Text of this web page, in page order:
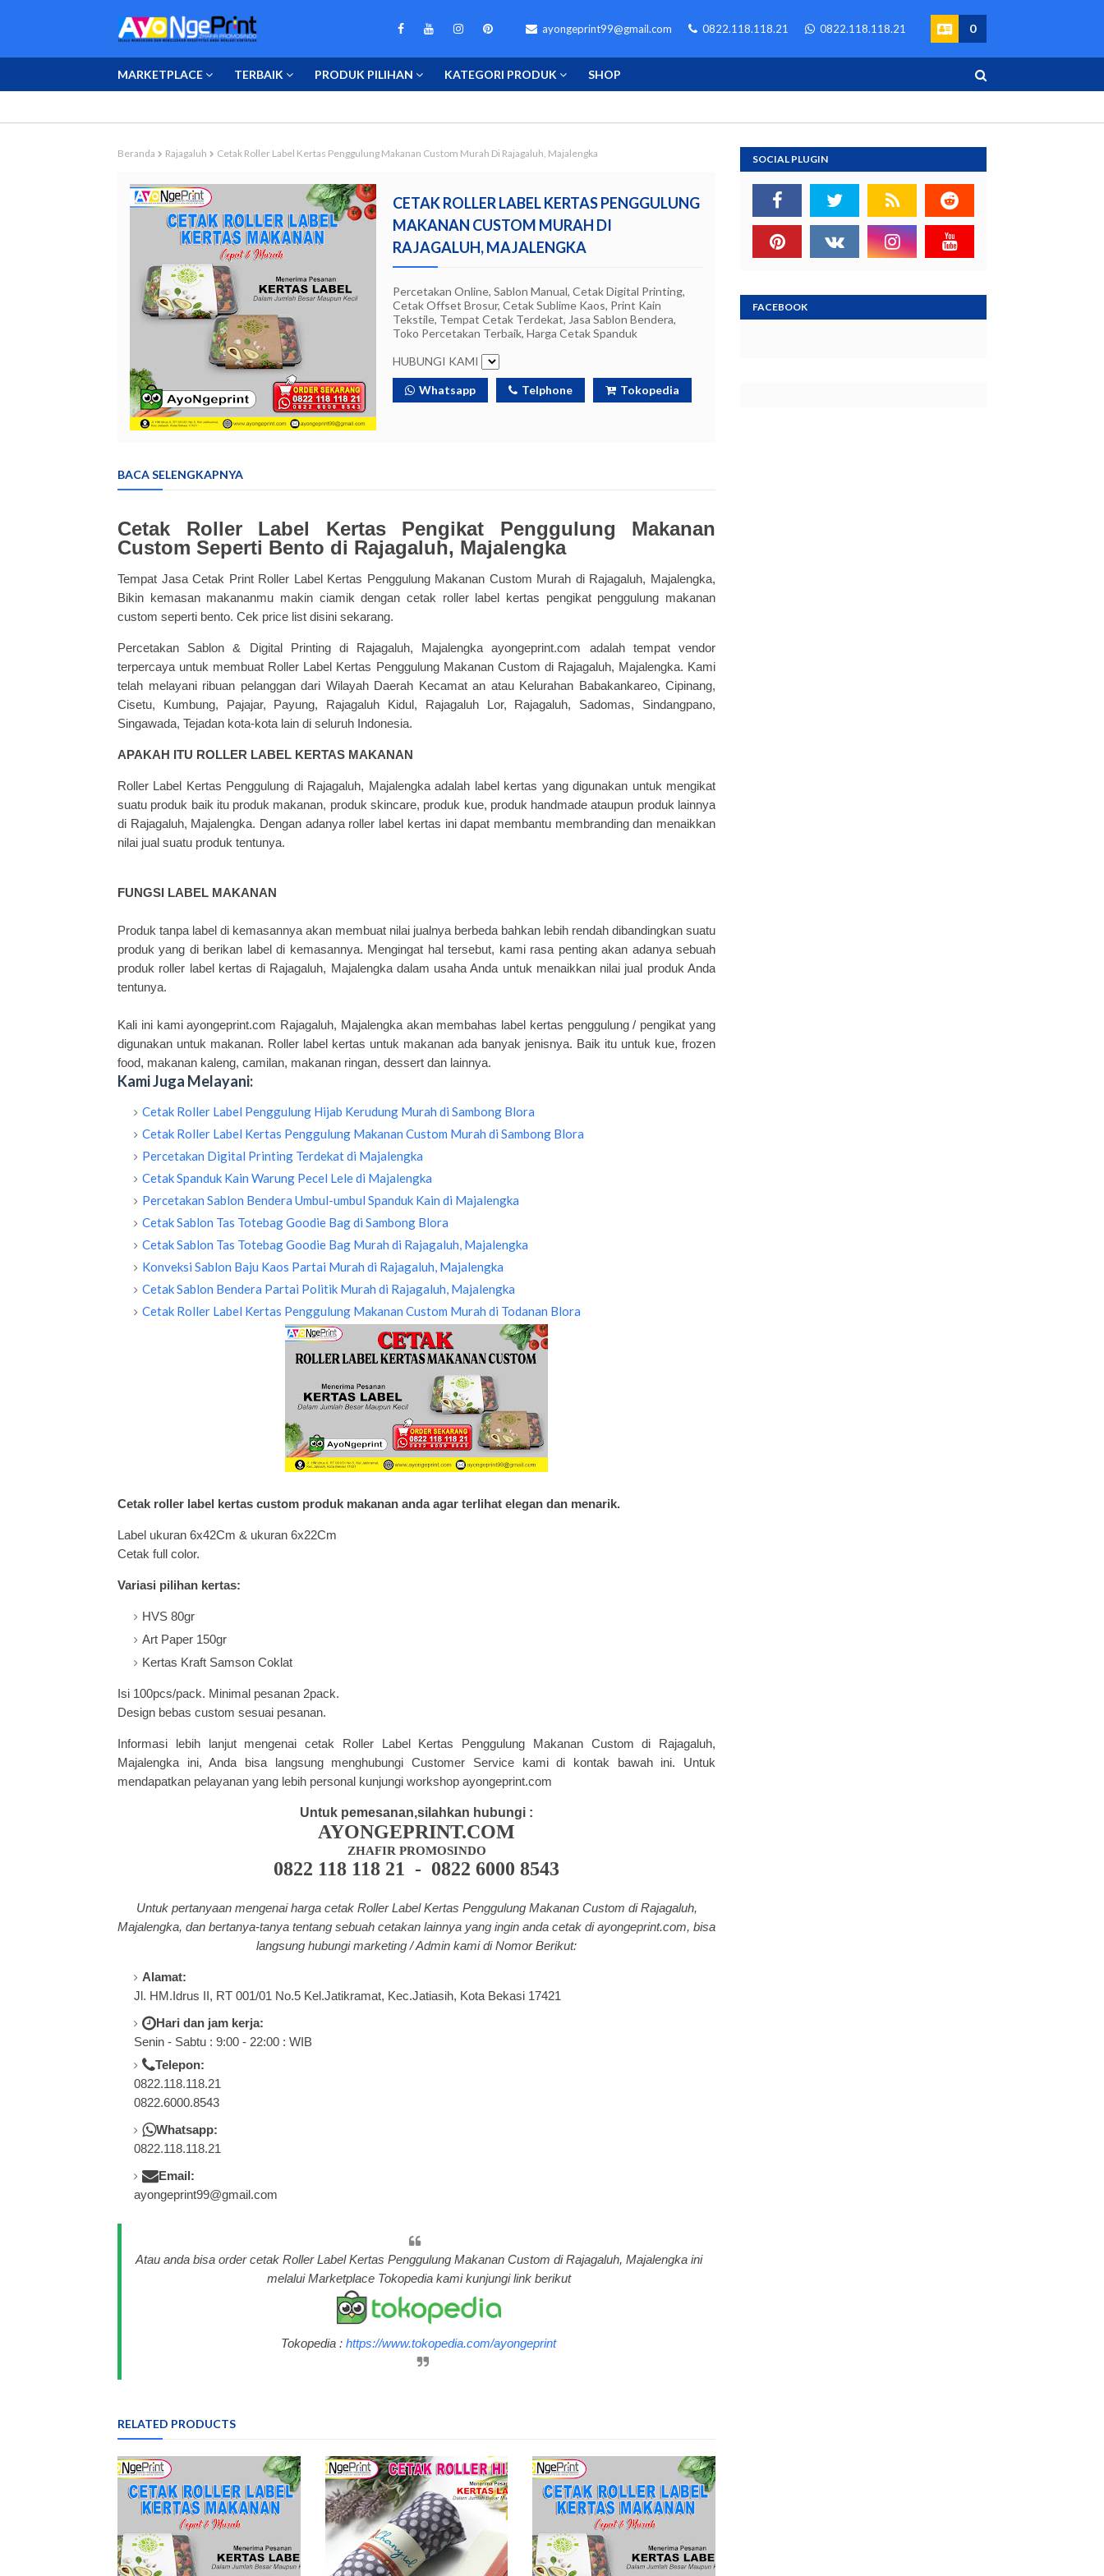
ayongeprint99@gmail.com 0822.118.118.21 0822.118.118.21 0
MARKETPLACE TERBAIK PRODUK PILIHAN KATEGORI PRODUK SHOP
Beranda Rajagaluh Cetak Roller Label Kertas Penggulung Makanan Custom Murah Di Rajagaluh, Majalengka
CETAK ROLLER LABEL KERTAS PENGGULUNG
MAKANAN CUSTOM MURAH DI
RAJAGALUH, MAJALENGKA
Percetakan Online, Sablon Manual, Cetak Digital Printing,
Cetak Offset Brosur, Cetak Sublime Kaos, Print Kain
Tekstile, Tempat Cetak Terdekat, Jasa Sablon Bendera,
Toko Percetakan Terbaik, Harga Cetak Spanduk
HUBUNGI KAMI
Whatsapp Telphone Tokopedia
BACA SELENGKAPNYA
Cetak Roller Label Kertas Pengikat Penggulung Makanan
Custom Seperti Bento di Rajagaluh, Majalengka
Tempat Jasa Cetak Print Roller Label Kertas Penggulung Makanan Custom Murah di Rajagaluh, Majalengka,
Bikin kemasan makananmu makin ciamik dengan cetak roller label kertas pengikat penggulung makanan
custom seperti bento. Cek price list disini sekarang.
Percetakan Sablon & Digital Printing di Rajagaluh, Majalengka ayongeprint.com adalah tempat vendor
terpercaya untuk membuat Roller Label Kertas Penggulung Makanan Custom di Rajagaluh, Majalengka. Kami
telah melayani ribuan pelanggan dari Wilayah Daerah Kecamat an atau Kelurahan Babakankareo, Cipinang,
Cisetu, Kumbung, Pajajar, Payung, Rajagaluh Kidul, Rajagaluh Lor, Rajagaluh, Sadomas, Sindangpano,
Singawada, Tejadan kota-kota lain di seluruh Indonesia.
APAKAH ITU ROLLER LABEL KERTAS MAKANAN
Roller Label Kertas Penggulung di Rajagaluh, Majalengka adalah label kertas yang digunakan untuk mengikat
suatu produk baik itu produk makanan, produk skincare, produk kue, produk handmade ataupun produk lainnya
di Rajagaluh, Majalengka. Dengan adanya roller label kertas ini dapat membantu membranding dan menaikkan
nilai jual suatu produk tentunya.
FUNGSI LABEL MAKANAN
Produk tanpa label di kemasannya akan membuat nilai jualnya berbeda bahkan lebih rendah dibandingkan suatu
produk yang di berikan label di kemasannya. Mengingat hal tersebut, kami rasa penting akan adanya sebuah
produk roller label kertas di Rajagaluh, Majalengka dalam usaha Anda untuk menaikkan nilai jual produk Anda
tentunya.
Kali ini kamiayongeprint.com Rajagaluh, Majalengka akan membahas label kertas penggulung / pengikat yang
digunakan untuk makanan. Roller label kertas untuk makanan ada banyak jenisnya. Baik itu untuk kue, frozen
food, makanan kaleng, camilan, makanan ringan, dessert dan lainnya.
Kami Juga Melayani:
Cetak Roller Label Penggulung Hijab Kerudung Murah di Sambong Blora
Cetak Roller Label Kertas Penggulung Makanan Custom Murah di Sambong Blora
Percetakan Digital Printing Terdekat di Majalengka
Cetak Spanduk Kain Warung Pecel Lele di Majalengka
Percetakan Sablon Bendera Umbul-umbul Spanduk Kain di Majalengka
Cetak Sablon Tas Totebag Goodie Bag di Sambong Blora
Cetak Sablon Tas Totebag Goodie Bag Murah di Rajagaluh, Majalengka
Konveksi Sablon Baju Kaos Partai Murah di Rajagaluh, Majalengka
Cetak Sablon Bendera Partai Politik Murah di Rajagaluh, Majalengka
Cetak Roller Label Kertas Penggulung Makanan Custom Murah di Todanan Blora
Cetak roller label kertas custom produk makanan anda agar terlihat elegan dan menarik.
Label ukuran 6x42Cm & ukuran 6x22Cm
Cetak full color.
Variasi pilihan kertas:
HVS 80gr
Art Paper 150gr
Kertas Kraft Samson Coklat
Isi 100pcs/pack. Minimal pesanan 2pack.
Design bebas custom sesuai pesanan.
Informasi lebih lanjut mengenai cetak Roller Label Kertas Penggulung Makanan Custom di Rajagaluh,
Majalengka ini, Anda bisa langsung menghubungi Customer Service kami di kontak bawah ini. Untuk
mendapatkan pelayanan yang lebih personal kunjungi workshop ayongeprint.com
Untuk pemesanan,silahkan hubungi :
AYONGEPRINT.COM
ZHAFIR PROMOSINDO
0822 118 118 21 - 0822 6000 8543
Untuk pertanyaan mengenai harga cetak Roller Label Kertas Penggulung Makanan Custom di Rajagaluh,
Majalengka, dan bertanya-tanya tentang sebuah cetakan lainnya yang ingin anda cetak di ayongeprint.com, bisa
langsung hubungi marketing / Admin kami di Nomor Berikut:
Alamat:
Jl. HM.Idrus II, RT 001/01 No.5 Kel.Jatikramat, Kec.Jatiasih, Kota Bekasi 17421
Hari dan jam kerja:
Senin - Sabtu : 9:00 - 22:00 : WIB
Telepon:
0822.118.118.21
0822.6000.8543
Whatsapp:
0822.118.118.21
Email:
ayongeprint99@gmail.com
Atau anda bisa order cetak Roller Label Kertas Penggulung Makanan Custom di Rajagaluh, Majalengka ini
melalui Marketplace Tokopedia kami kunjungi link berikut
Tokopedia : https://www.tokopedia.com/ayongeprint
RELATED PRODUCTS
SOCIAL PLUGIN
FACEBOOK